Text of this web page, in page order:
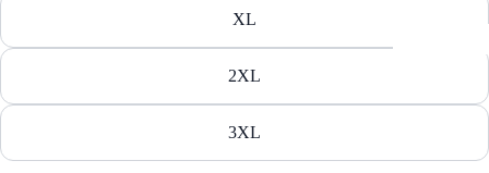
XL
2XL
3XL